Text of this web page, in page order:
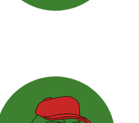
Bitnovo o realiza compras